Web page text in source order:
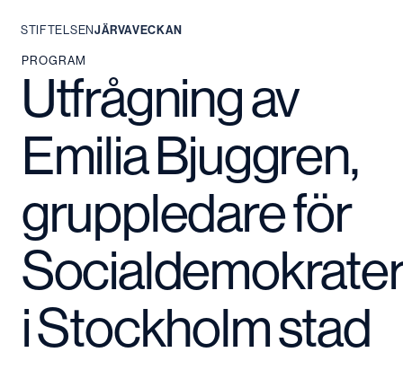
Hoppa
STIFTELSENJÄRVAVECKAN
PROGRAM
Utfrågning av
Emilia Bjuggren,
gruppledare för
i Stockholm stad